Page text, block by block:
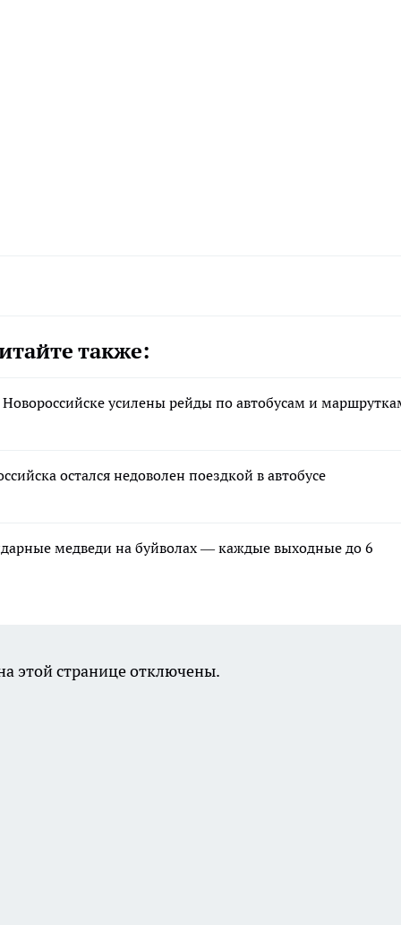
также:
усилены рейды по автобусам и
остался недоволен поездкой в автобусе
медведи на буйволах — каждые выходные до 6
этой странице отключены.